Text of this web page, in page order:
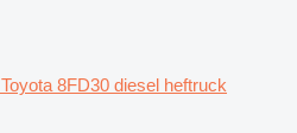
Toyota 8FD30 diesel heftruck